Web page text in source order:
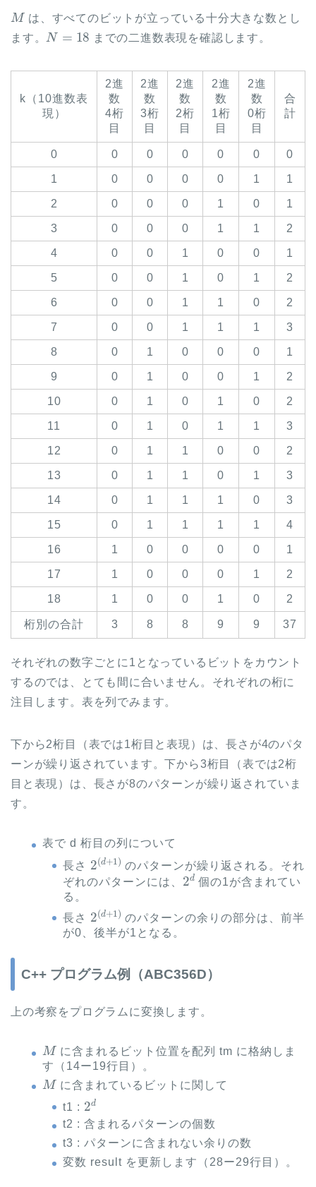
M
は、すべてのビットが立っている十分大きな数とし
ます。
N= 18
までの二進数表現を確認します。
k（10進数表
現）
2進
数
4桁
目
2進
数
3桁
目
2進
数
2桁
目
2進
数
1桁
目
2進
数
0桁
目
合
計
0 0 0 0 0 0 0
1 0 0 0 0 1 1
2 0 0 0 1 0 1
3 0 0 0 1 1 2
4 0 0 1 0 0 1
5 0 0 1 0 1 2
6 0 0 1 1 0 2
7 0 0 1 1 1 3
8 0 1 0 0 0 1
9 0 1 0 0 1 2
10 0 1 0 1 0 2
11 0 1 0 1 1 3
12 0 1 1 0 0 2
13 0 1 1 0 1 3
14 0 1 1 1 0 3
15 0 1 1 1 1 4
16 1 0 0 0 0 1
17 1 0 0 0 1 2
18 1 0 0 1 0 2
桁別の合計 3 8 8 9 9 37
それぞれの数字ごとに1となっているビットをカウント
するのでは、とても間に合いません。それぞれの桁に
注目します。表を列でみます。
下から2桁目（表では1桁目と表現）は、長さが4のパタ
ーンが繰り返されています。下から3桁目（表では2桁
目と表現）は、長さが8のパターンが繰り返されていま
す。
表で d 桁目の列について
長さ
2(d +
のパターンが繰り返される。それ
ぞれのパターンには、
2d
個の1が含まれてい
る。
長さ
2(d +
のパターンの余りの部分は、前半
が0、後半が1となる。
C++ プログラム例（ABC356D）
上の考察をプログラムに変換します。
M
に含まれるビット位置を配列 tm に格納しま
す（14ー19行目）。
M
に含まれているビットに関して
t1 :
2d
t2 : 含まれるパターンの個数
t3 : パターンに含まれない余りの数
変数 result を更新します（28ー29行目）。